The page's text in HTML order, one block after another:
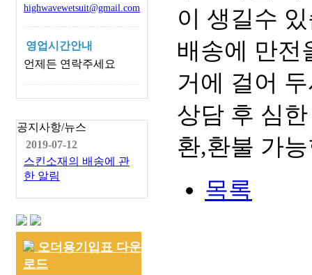
highwavewetsuit@gmail.com
영업시간안내
언제든 연락주세요
공지사항/뉴스
2019-07-12
스킨소재의 배송에 관
한 알림
오더용기입표 다운
로드
이 생길수
배송에 만전
거에 걸어
상담 후 심
환,환불 가
목록